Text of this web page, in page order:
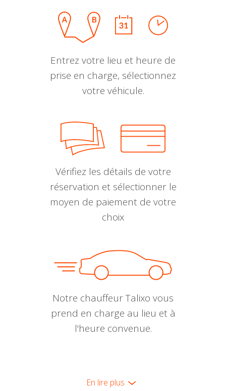
Entrez votre lieu et heure de
prise en charge, sélectionnez
votre véhicule.
Vérifiez les détails de votre
réservation et sélectionner le
moyen de paiement de votre
choix
Notre chauffeur Talixo vous
prend en charge au lieu et à
l'heure convenue.
En lire plus